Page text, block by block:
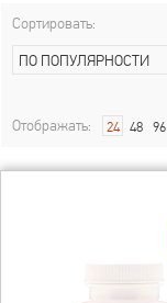
Сортировать:
ПО ПОПУЛЯРНОСТИ
Отображать: 24 48 96